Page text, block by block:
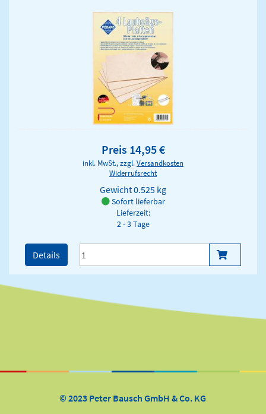
Preis 14,95 €
inkl. MwSt., zzgl.Versandkosten
Widerrufsrecht
Gewicht0.525 kg
Sofort lieferbar
Lieferzeit:
2 - 3 Tage
Details
© 2023 Peter Bausch GmbH & Co. KG